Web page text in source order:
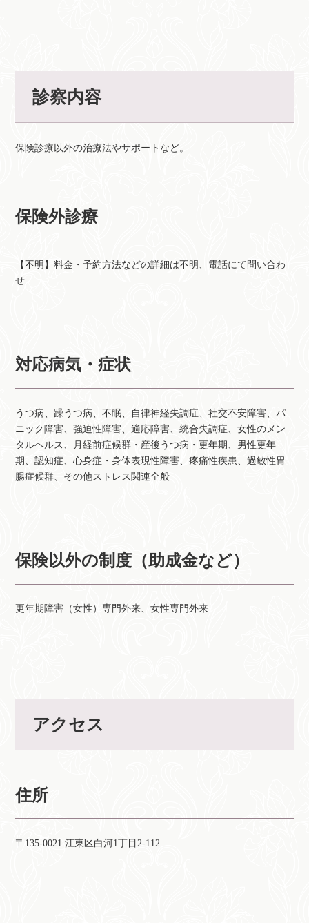
診察内容
保険診療以外の治療法やサポートなど。
保険外診療
【不明】料金・予約方法などの詳細は不明、電話にて問い合わ
せ
対応病気・症状
うつ病、躁うつ病、不眠、自律神経失調症、社交不安障害、パ
ニック障害、強迫性障害、適応障害、統合失調症、女性のメン
タルヘルス、月経前症候群・産後うつ病・更年期、男性更年
期、認知症、心身症・身体表現性障害、疼痛性疾患、過敏性胃
腸症候群、その他ストレス関連全般
保険以外の制度（助成金など）
更年期障害（女性）専門外来、女性専門外来
アクセス
住所
〒135-0021 江東区白河1丁目2-112